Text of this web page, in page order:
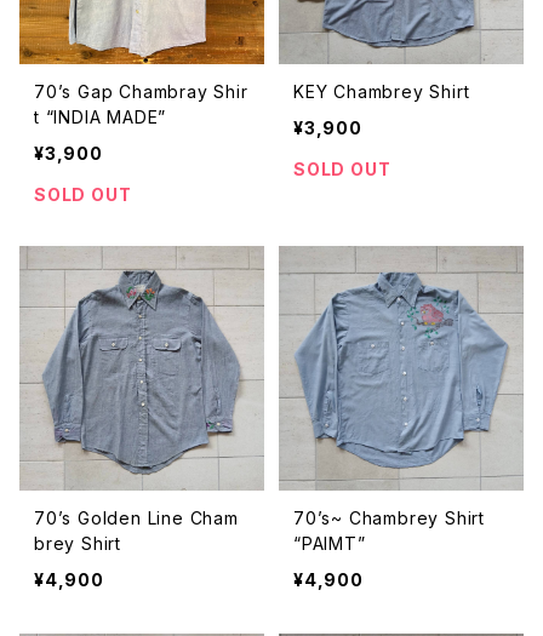
70’s Gap Chambray Shir
t “INDIA MADE”
¥3,900
SOLD OUT
KEY Chambrey Shirt
¥3,900
SOLD OUT
70’s Golden Line Cham
brey Shirt
¥4,900
70’s~ Chambrey Shirt
“PAIMT”
¥4,900